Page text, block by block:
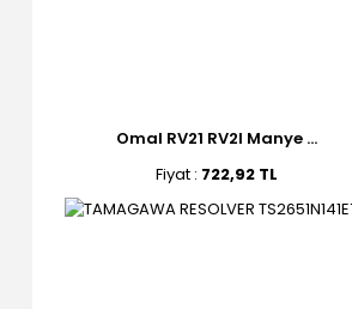
Omal RV21 RV2I Manye ...
Fiyat : 722,92 TL